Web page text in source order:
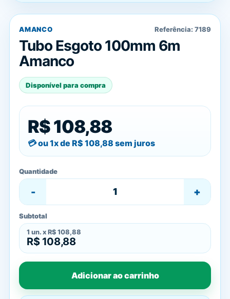
AMANCO Referência: 7189
Tubo Esgoto 100mm 6m
Amanco
Disponível para compra
R$ 108,88
ou 1x de R$ 108,88 sem juros
Quantidade
- +
Subtotal
1 un. x R$ 108,88
R$ 108,88
Adicionar ao carrinho